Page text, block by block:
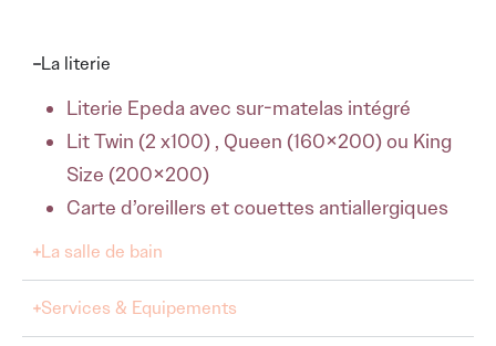
La literie
Literie Epeda avec sur-matelas intégré
Lit Twin (2 x100) , Queen (160×200) ou King
Size (200×200)
Carte d’oreillers et couettes antiallergiques
La salle de bain
Services & Equipements